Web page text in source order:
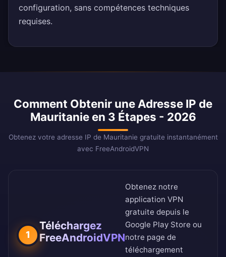
configuration, sans compétences techniques
requises.
Comment Obtenir une Adresse IP de
Mauritanie en 3 Étapes - 2026
Obtenez votre adresse IP de Mauritanie gratuite instantanément
avec FreeAndroidVPN
1
Téléchargez
FreeAndroidVPN
Obtenez notre
application VPN
gratuite depuis le
Google Play Store ou
notre page de
téléchargement